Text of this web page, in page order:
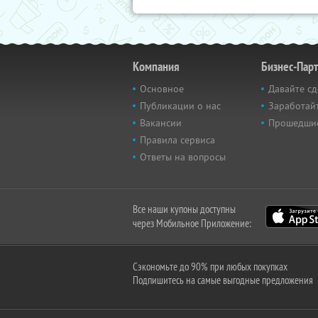
Компания
Основное
Публикации о нас
Вакансии
Правила сервиса
Ответы на вопросы
Бизнес-
Давайте
Все наши купоны доступны
через Мобильное Приложение:
Сэкономьте до 90% при любых покупках
Подпишитесь на самые выгодные предложения